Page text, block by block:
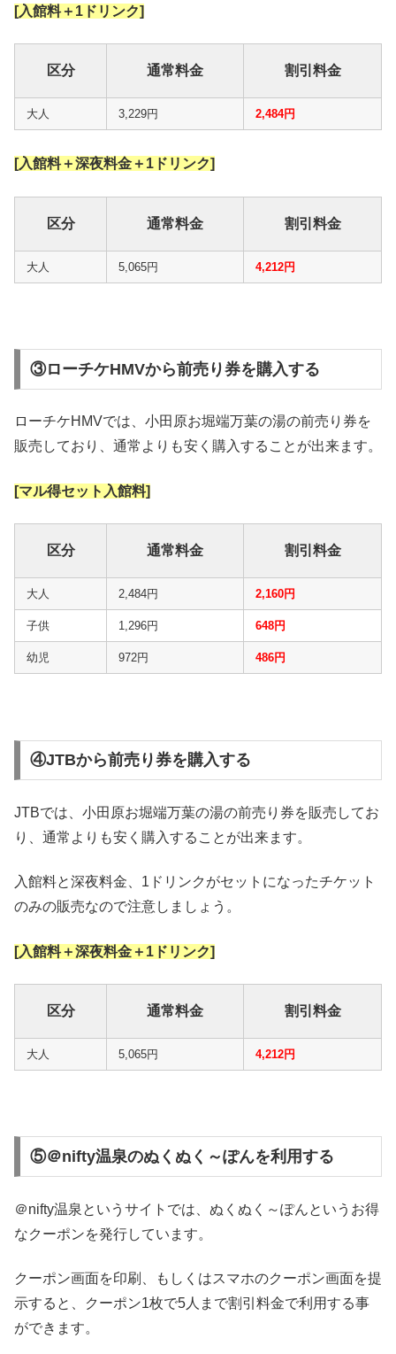
[入館料＋1ドリンク]
区分 通常料金 割引料金
大人 3,229円 2,484円
[入館料＋深夜料金＋1ドリンク]
区分 通常料金 割引料金
大人 5,065円 4,212円
③ローチケHMVから前売り券を購入する
ローチケHMVでは、小田原お堀端万葉の湯の前売り券を
販売しており、通常よりも安く購入することが出来ます。
[マル得セット入館料]
区分 通常料金 割引料金
大人 2,484円 2,160円
子供 1,296円 648円
幼児 972円 486円
④JTBから前売り券を購入する
JTBでは、小田原お堀端万葉の湯の前売り券を販売してお
り、通常よりも安く購入することが出来ます。
入館料と深夜料金、1ドリンクがセットになったチケット
のみの販売なので注意しましょう。
[入館料＋深夜料金＋1ドリンク]
区分 通常料金 割引料金
大人 5,065円 4,212円
⑤＠nifty温泉のぬくぬく～ぽんを利用する
＠nifty温泉というサイトでは、ぬくぬく～ぽんというお得
なクーポンを発行しています。
クーポン画面を印刷、もしくはスマホのクーポン画面を提
示すると、クーポン1枚で5人まで割引料金で利用する事
ができます。